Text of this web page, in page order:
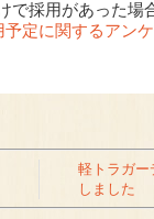
で採用があった
定に関するアン
軽トラガー
しました